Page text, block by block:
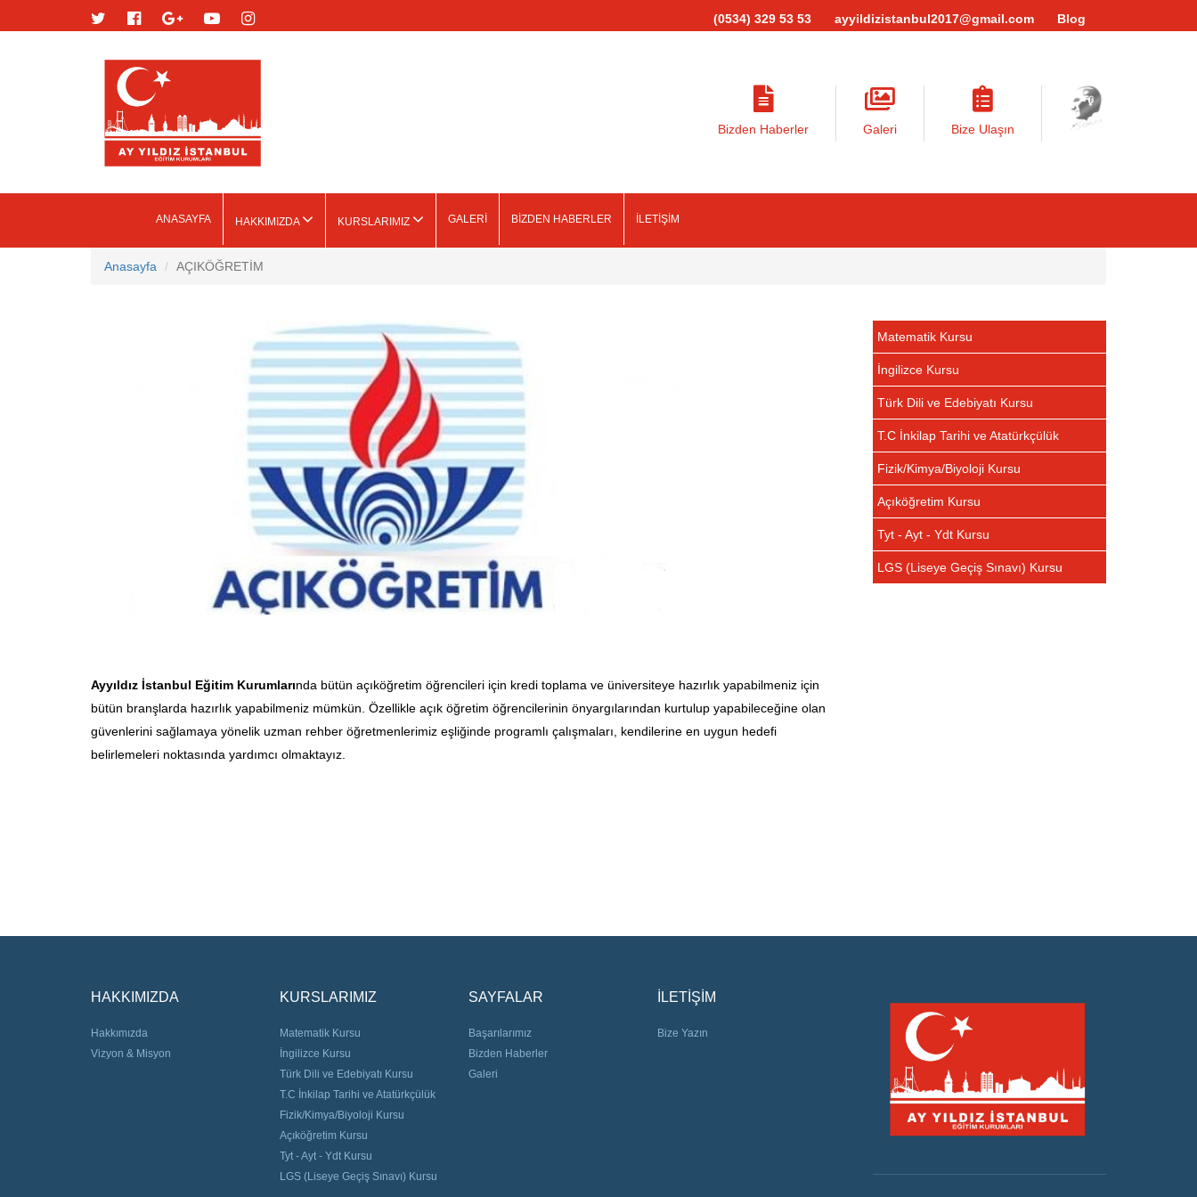
(0534) 329 53 53 ayyildizistanbul2017@gmail.com Blog
Bizden Haberler Galeri Bize Ulaşın
ANASAYFA HAKKIMIZDA KURSLARIMIZ GALERİ BİZDEN HABERLER İLETİŞİM
Anasayfa AÇIKÖĞRETİM
Ayyıldız İstanbul Eğitim Kurumlarında bütün açıköğretim öğrencileri için kredi toplama ve üniversiteye hazırlık yapabilmeniz için
bütün branşlarda hazırlık yapabilmeniz mümkün. Özellikle açık öğretim öğrencilerinin önyargılarından kurtulup yapabileceğine olan
güvenlerini sağlamaya yönelik uzman rehber öğretmenlerimiz eşliğinde programlı çalışmaları, kendilerine en uygun hedefi
belirlemeleri noktasında yardımcı olmaktayız.
Matematik Kursu
İngilizce Kursu
Türk Dili ve Edebiyatı Kursu
T.C İnkilap Tarihi ve Atatürkçülük
Fizik/Kimya/Biyoloji Kursu
Açıköğretim Kursu
Tyt - Ayt - Ydt Kursu
LGS (Liseye Geçiş Sınavı) Kursu
HAKKIMIZDA
Hakkımızda
Vizyon & Misyon
KURSLARIMIZ
Matematik Kursu
İngilizce Kursu
Türk Dili ve Edebiyatı Kursu
T.C İnkilap Tarihi ve Atatürkçülük
Fizik/Kimya/Biyoloji Kursu
Açıköğretim Kursu
Tyt - Ayt - Ydt Kursu
LGS (Liseye Geçiş Sınavı) Kursu
SAYFALAR
Başarılarımız
Bizden Haberler
Galeri
İLETİŞİM
Bize Yazın